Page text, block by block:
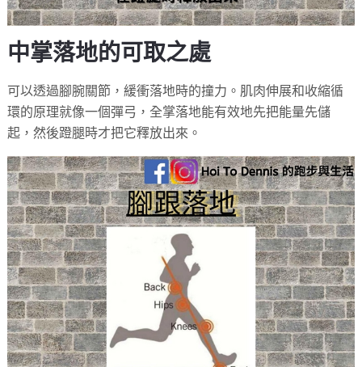
中掌落地的可取之處
可以透過腳腕關節，緩衝落地時的撞力。肌肉伸展和收縮循
環的原理就像一個彈弓，全掌落地能有效地先把能量先儲
起，然後蹬腿時才把它釋放出來。